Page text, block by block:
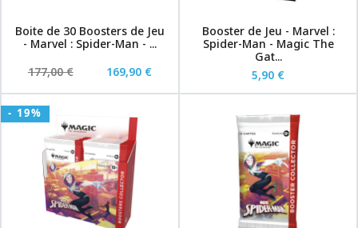
Boite de 30 Boosters de Jeu
- Marvel : Spider-Man - ...
177,00 €
169,90 €
Booster de Jeu - Marvel :
Spider-Man - Magic The
Gat...
5,90 €
- 19%